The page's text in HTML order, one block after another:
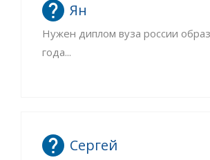
Ян
Нужен диплом вуза россии
года...
Сергей